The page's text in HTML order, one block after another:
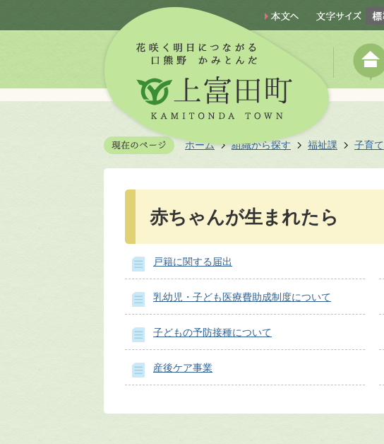
ホーム 組織から探す 福祉課 子育て
赤ちゃんが生まれたら
戸籍に関する届出
乳幼児・子ども医療費助成制度について
子どもの予防接種について
産後ケア事業